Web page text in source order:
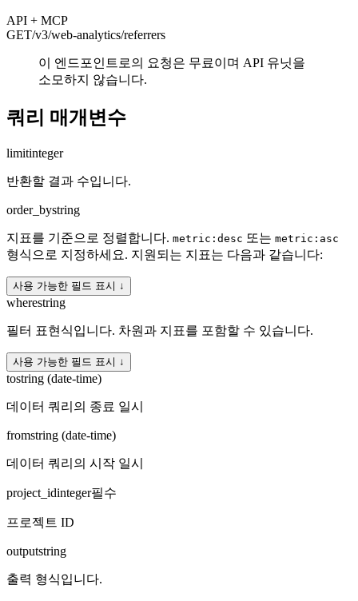
API + MCP
GET/v3/web-analytics/referrers
이 엔드포인트로의 요청은 무료이며 API 유닛을
소모하지 않습니다.
쿼리 매개변수
limitinteger
반환할 결과 수입니다.
order_bystring
지표를 기준으로 정렬합니다. metric:desc 또는 metric:asc
형식으로 지정하세요. 지원되는 지표는 다음과 같습니다:
사용 가능한 필드 표시 ↓
wherestring
필터 표현식입니다. 차원과 지표를 포함할 수 있습니다.
사용 가능한 필드 표시 ↓
tostring (date-time)
데이터 쿼리의 종료 일시
fromstring (date-time)
데이터 쿼리의 시작 일시
project_idinteger필수
프로젝트 ID
outputstring
출력 형식입니다.